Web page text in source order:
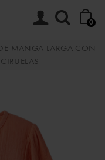
0
MANGA LARGA CON